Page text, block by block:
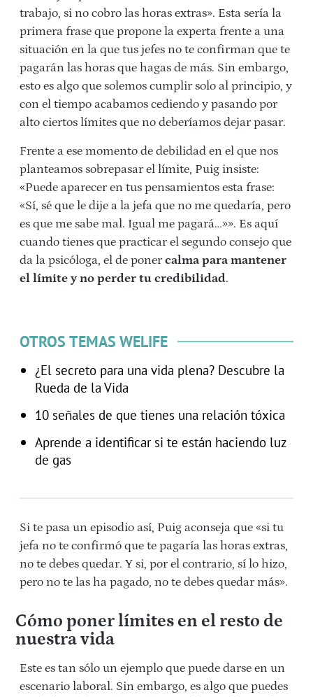
trabajo, si no cobro las horas extras». Esta sería la
primera frase que propone la experta frente a una
situación en la que tus jefes no te confirman que te
pagarán las horas que hagas de más. Sin embargo,
esto es algo que solemos cumplir solo al principio, y
con el tiempo acabamos cediendo y pasando por
alto ciertos límites que no deberíamos dejar pasar.
Frente a ese momento de debilidad en el que nos
planteamos sobrepasar el límite, Puig insiste:
«Puede aparecer en tus pensamientos esta frase:
«Sí, sé que le dije a la jefa que no me quedaría, pero
es que me sabe mal. Igual me pagará…»». Es aquí
cuando tienes que practicar el segundo consejo que
da la psicóloga, el de ponercalma para mantener
el límite y no perder tu credibilidad.
OTROS TEMAS WELIFE
¿El secreto para una vida plena? Descubre la
Rueda de la Vida
10 señales de que tienes una relación tóxica
Aprende a identificar si te están haciendo luz
de gas
Si te pasa un episodio así, Puig aconseja que «si tu
jefa no te confirmó que te pagaría las horas extras,
no te debes quedar. Y si, por el contrario, sí lo hizo,
pero no te las ha pagado, no te debes quedar más».
Cómo poner límites en el resto de
nuestra vida
Este es tan sólo un ejemplo que puede darse en un
escenario laboral. Sin embargo, es algo que puedes